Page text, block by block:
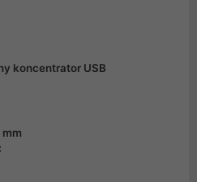
koncentrator USB